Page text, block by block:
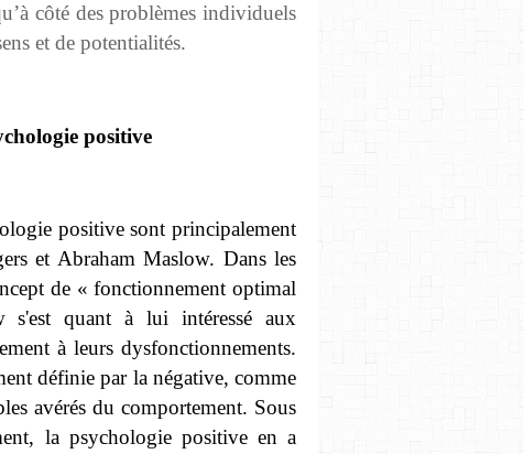
côté des problèmes individuels
et de potentialités.
positive
positive sont principalement
et Abraham Maslow. Dans les
de « fonctionnement optimal
s'est quant à lui intéressé aux
à leurs dysfonctionnements.
définie par la négative, comme
avérés du comportement. Sous
la psychologie positive en a